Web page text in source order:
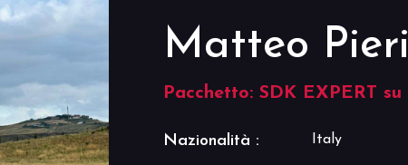
Matteo Pieri
Pacchetto: SDK EXPERT su
Nazionalità : Italy